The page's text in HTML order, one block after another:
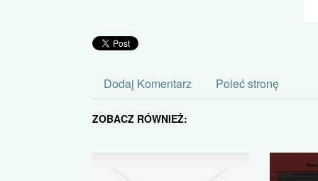
Dodaj Komentarz Poleć stronę
ZOBACZ RÓWNIEŻ: